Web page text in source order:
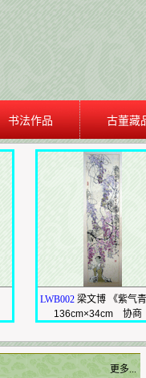
书法作品 古董藏
LWB002梁文博 《紫气
136cm×34cm 协
更多...